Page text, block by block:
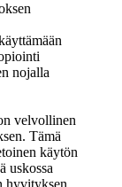
nojalla
velvollinen
Tämä
käytön
uskossa